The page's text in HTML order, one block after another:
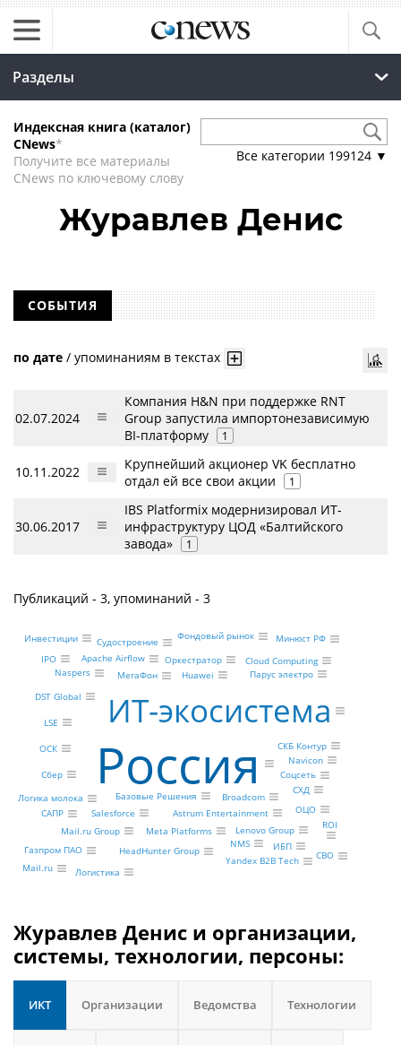
Разделы
Индексная книга (каталог)
CNews*
Получите все материалы
CNews по ключевому слову
Все категории 199124 ▼
Журавлев Денис
СОБЫТИЯ
по дате / упоминаниям в текстах
02.07.2024
Компания H&N при поддержке RNT
Group запустила импортонезависимую
BI-платформу
1
10.11.2022
Крупнейший акционер VK бесплатно
отдал ей все свои акции
1
30.06.2017
IBS Platformix модернизировал ИТ-
инфраструктуру ЦОД «Балтийского
завода»
1
Публикаций - 3, упоминаний - 3
Россия
ИТ-экосистема
Базовые Решения
Broadcom
Salesforce
Astrum Entertainment
Mail.ru Group
Парус электро
Meta Platforms Lenovo Group
Huawei
МегаФон
Naspers
DST Global
LSE
ОСК
Логика молока
Сбер
Газпром ПАО HeadHunter Group
NMS ИБП
Соцсеть
САПР
Cloud Computing
ОЦО
СХД
Оркестратор
Apache Airflow
Navicon
СКБ Контур
Yandex B2B Tech
Mail.ru
Минюст РФ
IPO
СВО
Фондовый рынок
Судостроение
Логистика
Инвестиции
ROI
Журавлев Денис и организации,
системы, технологии, персоны:
ИКТ Организации Ведомства Технологии